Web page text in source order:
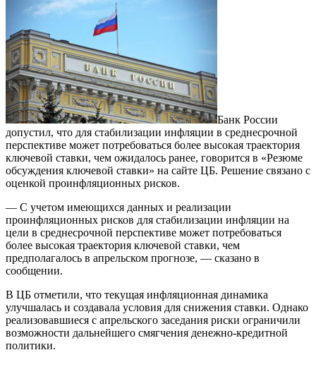
Банк России
допустил, что для стабилизации инфляции в среднесрочной
перспективе может потребоваться более высокая траектория
ключевой ставки, чем ожидалось ранее, говорится в «Резюме
обсуждения ключевой ставки» на сайте ЦБ. Решение связано с
оценкой проинфляционных рисков.
— С учетом имеющихся данных и реализации
проинфляционных рисков для стабилизации инфляции на
цели в среднесрочной перспективе может потребоваться
более высокая траектория ключевой ставки, чем
предполагалось в апрельском прогнозе, — сказано в
сообщении.
В ЦБ отметили, что текущая инфляционная динамика
улучшалась и создавала условия для снижения ставки. Однако
реализовавшиеся с апрельского заседания риски ограничили
возможности дальнейшего смягчения денежно-кредитной
политики.